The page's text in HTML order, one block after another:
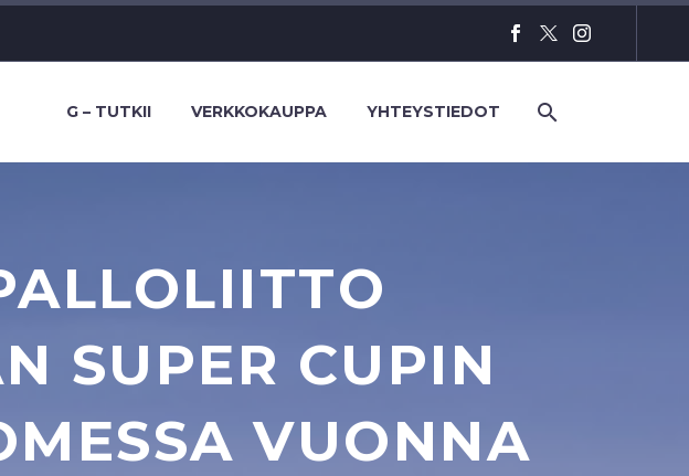
G – TUTKII VERKKOKAUPPA YHTEYSTIEDOT
SUPER CUPIN
VUONNA